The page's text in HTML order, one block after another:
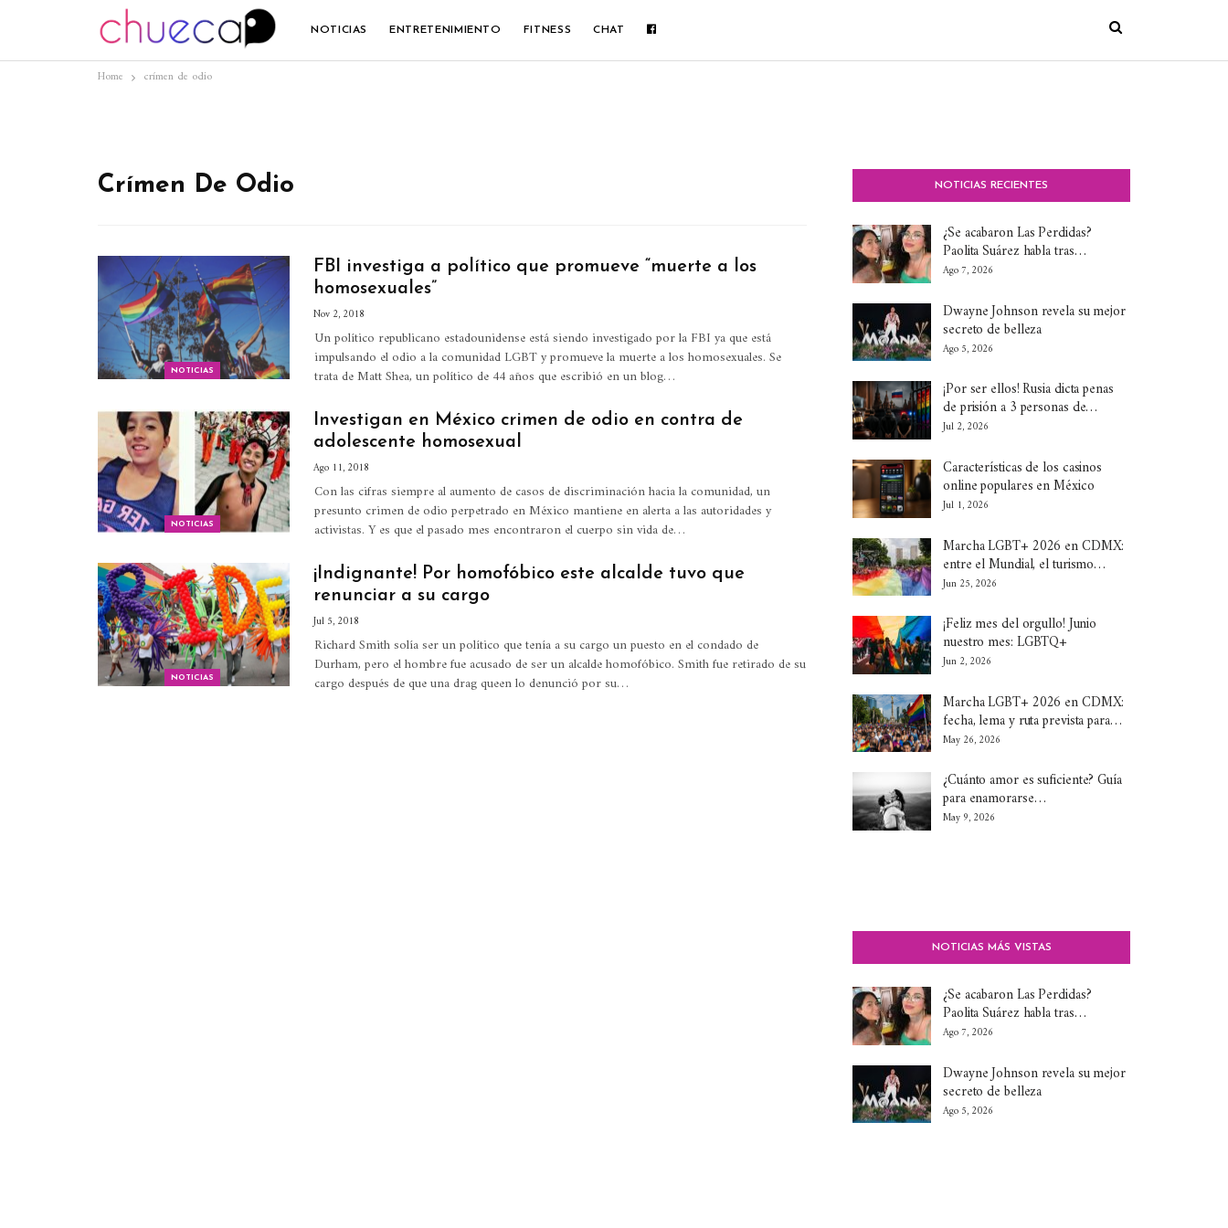
NOTICIAS ENTRETENIMIENTO FITNESS CHAT
Home crímen de odio
Crímen De Odio
NOTICIAS
FBI investiga a político que promueve “muerte a los
homosexuales”
Nov 2, 2018
Un político republicano estadounidense está siendo investigado por la FBI ya que está
impulsando el odio a la comunidad LGBT y promueve la muerte a los homosexuales. Se
trata de Matt Shea, un político de 44 años que escribió en un blog…
NOTICIAS
Investigan en México crimen de odio en contra de
adolescente homosexual
Ago 11, 2018
Con las cifras siempre al aumento de casos de discriminación hacia la comunidad, un
presunto crimen de odio perpetrado en México mantiene en alerta a las autoridades y
activistas. Y es que el pasado mes encontraron el cuerpo sin vida de…
NOTICIAS
¡Indignante! Por homofóbico este alcalde tuvo que
renunciar a su cargo
Jul 5, 2018
Richard Smith solía ser un político que tenía a su cargo un puesto en el condado de
Durham, pero el hombre fue acusado de ser un alcalde homofóbico. Smith fue retirado de su
cargo después de que una drag queen lo denunció por su…
NOTICIAS RECIENTES
¿Se acabaron Las Perdidas?
Paolita Suárez habla tras…
Ago 7, 2026
Dwayne Johnson revela su mejor
secreto de belleza
Ago 5, 2026
¡Por ser ellos! Rusia dicta penas
de prisión a 3 personas de…
Jul 2, 2026
Características de los casinos
online populares en México
Jul 1, 2026
Marcha LGBT+ 2026 en CDMX:
entre el Mundial, el turismo…
Jun 25, 2026
¡Feliz mes del orgullo! Junio
nuestro mes: LGBTQ+
Jun 2, 2026
Marcha LGBT+ 2026 en CDMX:
fecha, lema y ruta prevista para…
May 26, 2026
¿Cuánto amor es suficiente? Guía
para enamorarse…
May 9, 2026
NOTICIAS MÁS VISTAS
¿Se acabaron Las Perdidas?
Paolita Suárez habla tras…
Ago 7, 2026
Dwayne Johnson revela su mejor
secreto de belleza
Ago 5, 2026